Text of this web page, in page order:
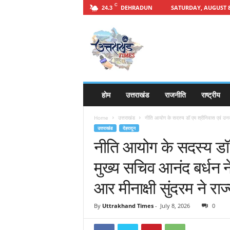
24.3 C DEHRADUN SATURDAY, AUGUST
d
होम उत्तराखंड राजनीति राष्ट्रीय
Home उत्तराखंड नीति आयोग के सदस्य डॉ एम श्रीनिवास एवं
उत्तराखंड देहरादून
नीति आयोग के सदस्य
मुख्य सचिव आनंद बर्धन
आर मीनाक्षी सुंदरम ने
By Uttrakhand Times- July 8, 2026 0